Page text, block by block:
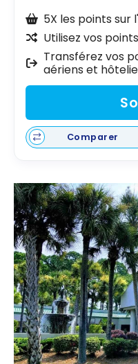
5X les points
Utilisez vos
Transférez vos
aériens et
Comparer